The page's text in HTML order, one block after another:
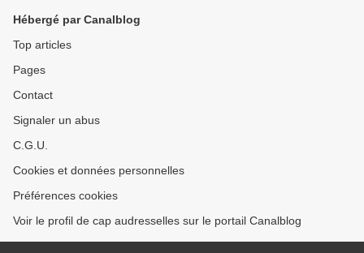
Hébergé par Canalblog
Top articles
Pages
Contact
Signaler un abus
C.G.U.
Cookies et données personnelles
Préférences cookies
Voir le profil de cap audresselles sur le portail Canalblog